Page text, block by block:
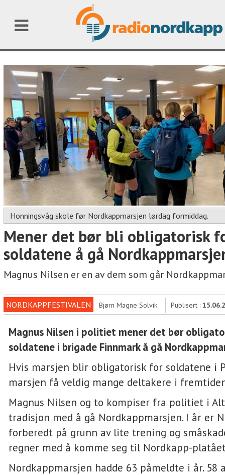
Honningsvåg skole før Nordkappmarsjen lørdag formiddag.
Mener det bør bli obligatorisk
soldatene å gå
Magnus Nilsen er en av dem som går
NORDKAPPFESTIVALEN Bjørn Magne Solvik Publisert :
Magnus Nilsen i politiet mener det bør
soldatene i brigade Finnmark å gå
Hvis marsjen blir obligatorisk for soldatene i
marsjen få veldig mange deltakere i
Magnus Nilsen og to kompiser fra politiet i
tradisjon med å gå Nordkappmarsjen. I år er
forberedt på grunn av lite trening og
regner med å komme seg til Nordkapp-
Nordkappmarsjen hadde 63 påmeldte i år. 58